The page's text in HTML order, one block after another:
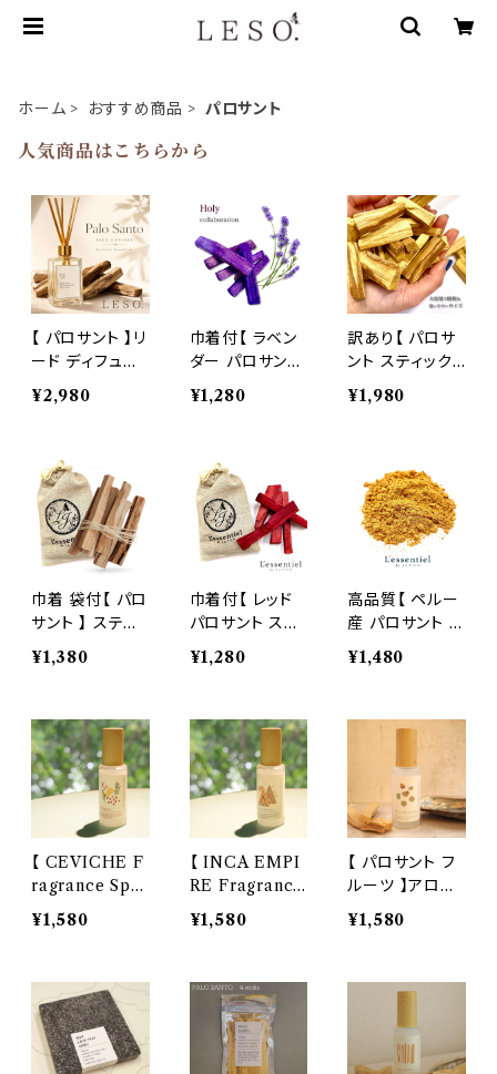
ホーム おすすめ商品 パロサント
人気商品はこちらから
【 パロサント 】リ
ード ディフュー
ザー 50ml｜Pa
lo Santo 日本
ッディ 甘い香り
玄関 寝室 リビ
ング ギフト LES
O. レソット
¥2,980
巾着付【 ラベン
ダー パロサント
スティック 5本 】
palo santo 聖
ン インテリア 麻
布 銀座 浄化 ヨ
ガ 瞑想 幸運 サ
シェ ブティック
ショップ レソポ
ン
¥1,280
訳あり【 パロサ
ント スティック
】大容量 70g ペ
ルー 産 調香師
anto 聖 香木 お
香 メゾン インテ
リア 麻布 銀座
浄化 ヨガ 瞑想
サシェ ブティッ
ク ショップ
¥1,980
巾着 袋付【 パロ
サント 】 スティ
ック 6本 palos
anto お香 希少
浄化 お清め ヨ
ガ 瞑想 リラック
ス 集中 マインド
フルネス 癒し
¥1,380
巾着付【 レッド
パロサント ステ
ィック 5本 】ドラ
ゴンズブラッド p
る木 ペルー産
香木 お香 メゾ
ン インテリア 麻
布台 ヒルズ 銀
座 浄化 ヨガ 瞑
想 サシェ ブティ
ック ショップ
¥1,280
高品質【 ペルー
産 パロサント パ
ウダー 】PALO
SANTO 粉末 2
道 NY ブティッ
天然 抹香 浄化
睡眠 瞑想 お香
癒し ハーブ ア
ロマ 瞑想 占星
ヨガ ピラティス
生活 集中 コー
作り プレゼント
¥1,480
【 CEVICHE F
ragrance Spra
y】アロマスプレ
ー 50ml セビー
果実 palo sant
o fruits レモン
ローズマリー コ
リアンダー 聖な
¥1,580
【 INCA EMPI
RE Fragrance
Spray】アロマ
スプレー 50ml
サント palo san
to ユーカリ ジ
ュニパーベリー
パルマローザ ベ
¥1,580
【 パロサント フ
ルーツ 】アロマ
スプレー 50ml
palo santo 果
香 スパイシー
ィ フレグランス
ルームスプレー
¥1,580